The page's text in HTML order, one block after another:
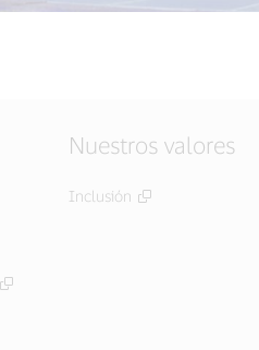
Nuestros valores
Inclusión